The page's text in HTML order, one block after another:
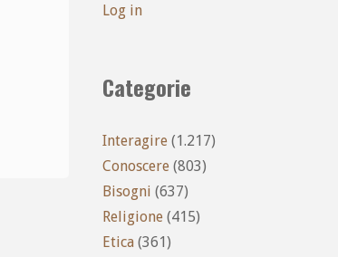
Log in
Categorie
Interagire (1.217)
Conoscere (803)
Bisogni (637)
Religione (415)
Etica (361)